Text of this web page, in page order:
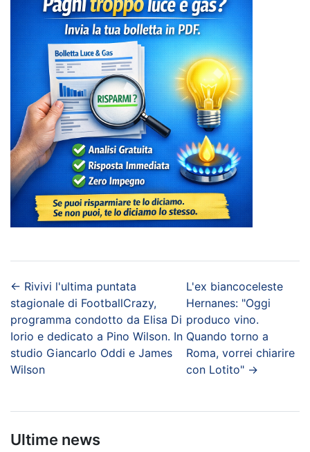
← Rivivi l'ultima puntata
stagionale di FootballCrazy,
programma condotto da Elisa Di
Iorio e dedicato a Pino Wilson. In
studio Giancarlo Oddi e James
Wilson
L'ex biancoceleste
Hernanes: "Oggi
produco vino.
Quando torno a
Roma, vorrei chiarire
con Lotito" →
Ultime news